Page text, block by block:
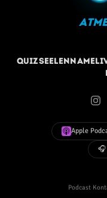
QuizSeelenname
Apple
🎧
Podcast·